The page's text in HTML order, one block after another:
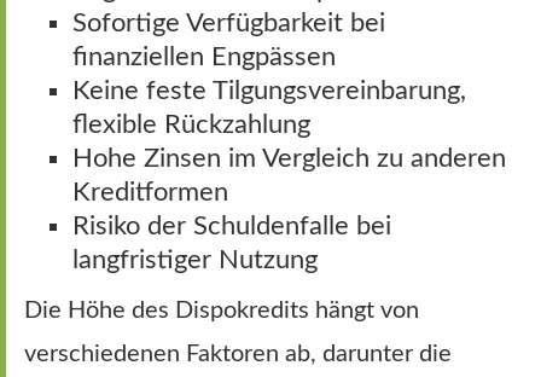
Sofortige Verfügbarkeit bei
finanziellen Engpässen
Keine feste Tilgungsvereinbarung,
flexible Rückzahlung
Hohe Zinsen im Vergleich zu anderen
Kreditformen
Risiko der Schuldenfalle bei
langfristiger Nutzung
Die Höhe des Dispokredits hängt von
verschiedenen Faktoren ab, darunter die